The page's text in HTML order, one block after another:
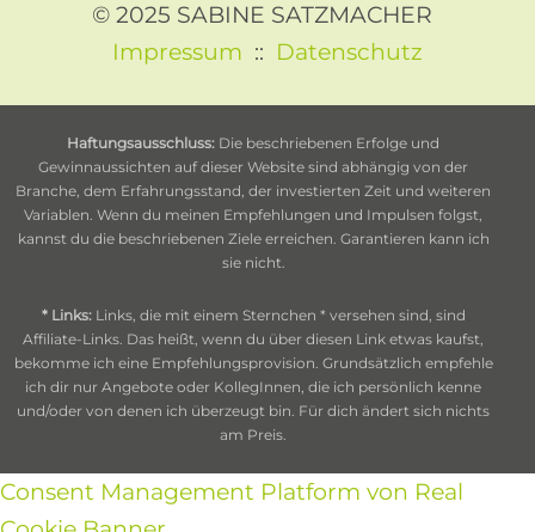
© 2025 SABINE SATZMACHER
Impressum :: Datenschutz
Haftungsausschluss: Die beschriebenen Erfolge und
Gewinnaussichten auf dieser Website sind abhängig von der
Branche, dem Erfahrungsstand, der investierten Zeit und weiteren
Variablen. Wenn du meinen Empfehlungen und Impulsen folgst,
kannst du die beschriebenen Ziele erreichen. Garantieren kann ich
sie nicht.
* Links:Links, die mit einem Sternchen * versehen sind, sind
Affiliate-Links. Das heißt, wenn du über diesen Link etwas kaufst,
bekomme ich eine Empfehlungsprovision. Grundsätzlich empfehle
ich dir nur Angebote oder KollegInnen, die ich persönlich kenne
und/oder von denen ich überzeugt bin. Für dich ändert sich nichts
am Preis.
Consent Management Platform von Real